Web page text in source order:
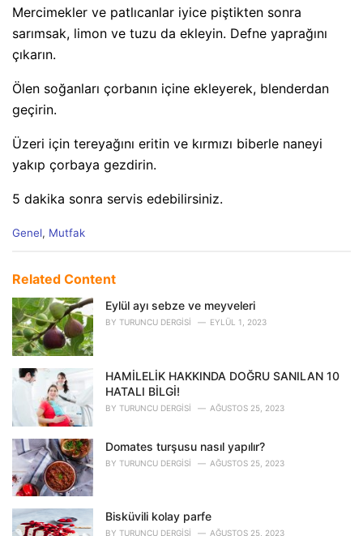
Mercimekler ve patlıcanlar iyice piştikten sonra
sarımsak, limon ve tuzu da ekleyin. Defne yaprağını
çıkarın.
Ölen soğanları çorbanın içine ekleyerek, blenderdan
geçirin.
Üzeri için tereyağını eritin ve kırmızı biberle naneyi
yakıp çorbaya gezdirin.
5 dakika sonra servis edebilirsiniz.
C
e
o
r
i
e
Genel, Mutfak
Related Content
Eylül ayı sebze ve meyveleri
BY TURUNCU DERGISI EYLÜL 1, 2023
HAMİLELİK HAKKINDA DOĞRU SANILAN 10
HATALI BİLGİ!
BY TURUNCU DERGISI AĞUSTOS 25, 2023
Domates turşusu nasıl yapılır?
BY TURUNCU DERGISI AĞUSTOS 25, 2023
Bisküvili kolay parfe
BY TURUNCU DERGISI AĞUSTOS 25, 2023